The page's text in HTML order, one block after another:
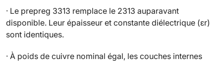
· Le prepreg 3313 remplace le 2313 auparavant
disponible. Leur épaisseur et constante diélectrique (εr)
sont identiques.
· À poids de cuivre nominal égal, les couches internes